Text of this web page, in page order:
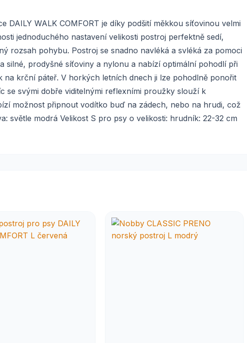
WALK COMFORT je díky podšití měkkou síťovinou velmi
jednoduchého nastavení velikosti postroj perfektně sedí,
rozsah pohybu. Postroj se snadno navléká a svléká za pomoci
prodyšné síťoviny a nylonu a nabízí optimální pohodlí při
krční páteř. V horkých letních dnech ji lze pohodlně ponořit
se svými dobře viditelnými reflexními proužky slouží k
možnost připnout vodítko buď na zádech, nebo na hrudi, což
světle modrá Velikost S pro psy o velikosti: hrudník: 22-32 cm